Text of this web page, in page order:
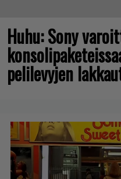
Huhu: Sony
pelilevyjen